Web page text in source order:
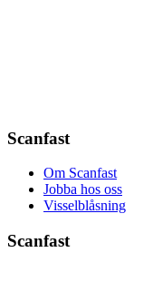
Scanfast
Om Scanfast
Jobba hos oss
Visselblåsning
Scanfast